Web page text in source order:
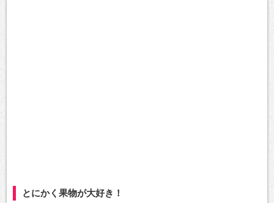
とにかく果物が大好き！